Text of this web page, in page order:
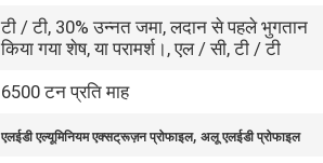
टी / टी, 30% उन्नत जमा, लदान से पहले भुगतान
किया गया शेष, या परामर्श।, एल / सी, टी / टी
6500 टन प्रति माह
एलईडी एल्यूमिनियम एक्सट्रूज़न प्रोफाइल,अलू एलईडी प्रोफाइल